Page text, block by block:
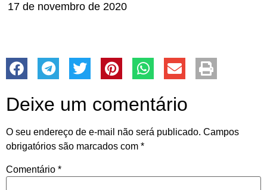
17 de novembro de 2020
Deixe um comentário
O seu endereço de e-mail não será publicado. Campos
obrigatórios são marcados com *
Comentário *